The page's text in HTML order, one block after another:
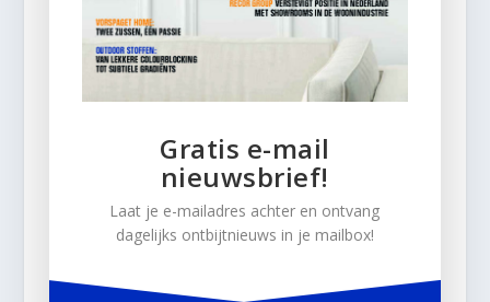
Gratis e-mail
nieuwsbrief!
Laat je e-mailadres achter en ontvang
dagelijks ontbijtnieuws in je mailbox!